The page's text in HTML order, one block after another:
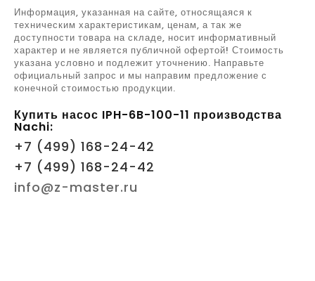
Информация, указанная на сайте, относящаяся к
техническим характеристикам, ценам, а так же
доступности товара на складе, носит информативный
характер и не является публичной офертой! Стоимость
указана условно и подлежит уточнению. Направьте
официальный запрос и мы направим предложение с
конечной стоимостью продукции.
Купить насос IPH-6B-100-11 производства
Nachi:
+7 (499) 168-24-42
+7 (499) 168-24-42
info@z-master.ru